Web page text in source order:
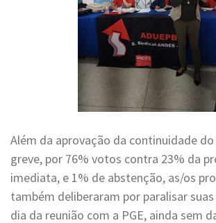
Além da aprovação da continuidade
greve, por 76% votos contra 23% da
imediata, e 1% de abstenção, as/os
também deliberaram por paralisar
dia da reunião com a PGE, ainda sem